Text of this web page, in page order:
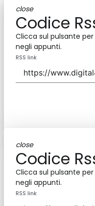
close
Codice
Clicca sul pulsante per
negli appunti.
RSS link
close
Codice
Clicca sul pulsante per
negli appunti.
RSS link